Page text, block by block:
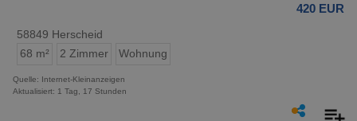
420 EUR
58849 Herscheid
68 m²
2 Zimmer Wohnung
Quelle: Internet-Kleinanzeigen
Aktualisiert: 1 Tag, 17 Stunden